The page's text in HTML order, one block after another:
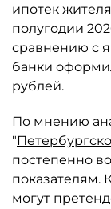
ипотек
полугодии
сравнению с
банки
рублей.
По мнению
"
постепенно
показателям.
могут